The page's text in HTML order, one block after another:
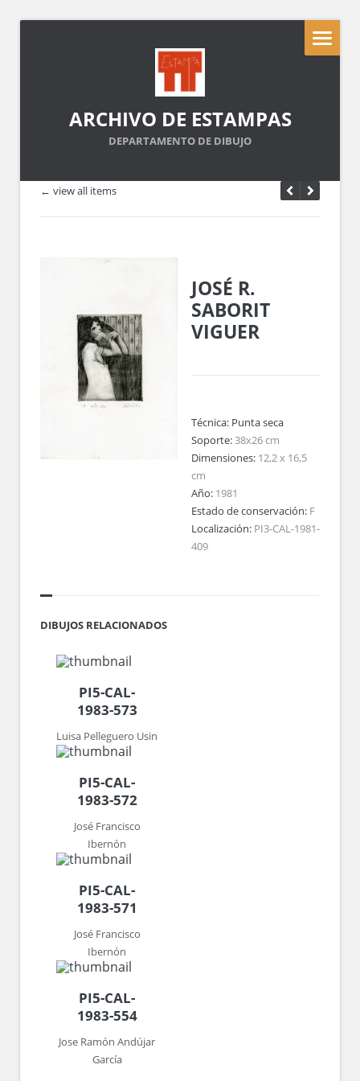
ARCHIVO DE ESTAMPAS
DEPARTAMENTO DE DIBUJO
← view all items
JOSÉ R.
SABORIT
VIGUER
Técnica: Punta seca
Soporte:38x26 cm
Dimensiones: 12,2 x 16,5
cm
Año: 1981
Estado de conservación: F
Localización: PI3-CAL-1981-
409
DIBUJOS RELACIONADOS
PI5-CAL-
1983-573
Luisa Pelleguero Usin
PI5-CAL-
1983-572
José Francisco
Ibernón
PI5-CAL-
1983-571
José Francisco
Ibernón
PI5-CAL-
1983-554
Jose Ramón Andújar
García